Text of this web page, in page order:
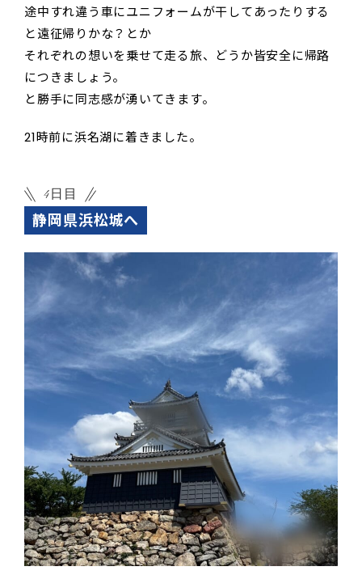
途中すれ違う車にユニフォームが干してあったりする
と遠征帰りかな？とか
それぞれの想いを乗せて走る旅、どうか皆安全に帰路
につきましょう。
と勝手に同志感が湧いてきます。
21時前に浜名湖に着きました。
4日目
静岡県浜松城へ